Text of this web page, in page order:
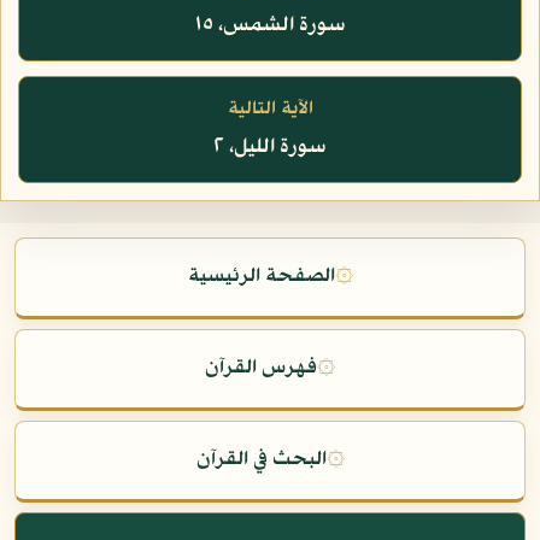
سورة الشمس، ١٥
الآية التالية
سورة الليل، ٢
۞الصفحة الرئيسية
۞فهرس القرآن
۞البحث في القرآن